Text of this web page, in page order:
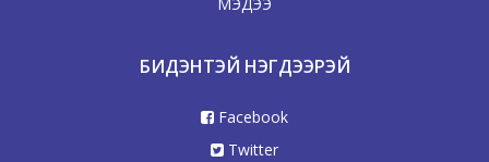
БИДЭНТЭЙ НЭГДЭЭРЭЙ
Facebook
Twitter